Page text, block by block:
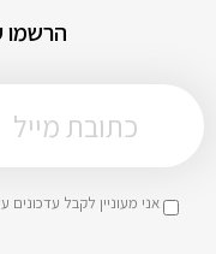
הרשמו
אני מעוניין לקבל